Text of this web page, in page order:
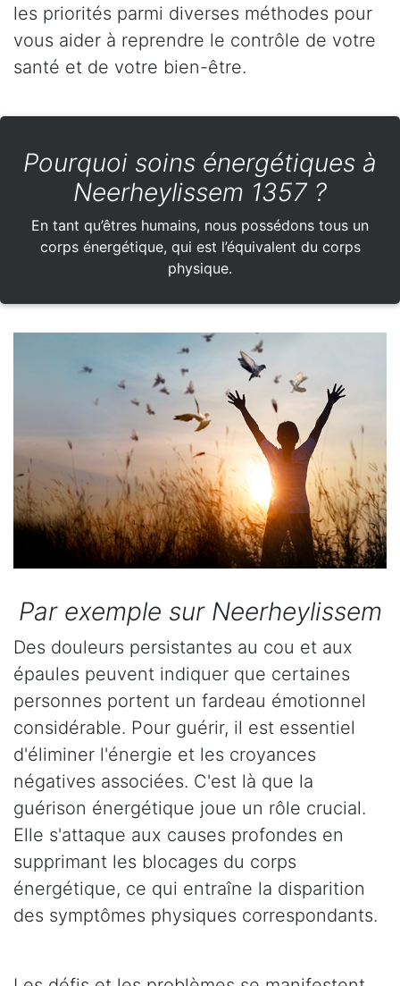
les priorités parmi diverses méthodes pour
vous aider à reprendre le contrôle de votre
santé et de votre bien-être.
Pourquoi soins énergétiques à
Neerheylissem 1357 ?
En tant qu’êtres humains, nous possédons tous un
corps énergétique, qui est l’équivalent du corps
physique.
Par exemple sur Neerheylissem
Des douleurs persistantes au cou et aux
épaules peuvent indiquer que certaines
personnes portent un fardeau émotionnel
considérable. Pour guérir, il est essentiel
d'éliminer l'énergie et les croyances
négatives associées. C'est là que la
guérison énergétique joue un rôle crucial.
Elle s'attaque aux causes profondes en
supprimant les blocages du corps
énergétique, ce qui entraîne la disparition
des symptômes physiques correspondants.